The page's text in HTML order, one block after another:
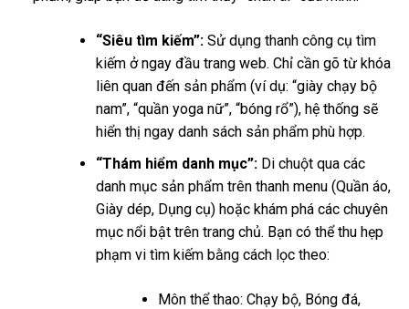
“Siêu tìm kiếm”:Sử dụng thanh công cụ tìm
kiếm ở ngay đầu trang web. Chỉ cần gõ từ khóa
liên quan đến sản phẩm (ví dụ: “giày chạy bộ
nam”, “quần yoga nữ”, “bóng rổ”), hệ thống sẽ
hiển thị ngay danh sách sản phẩm phù hợp.
“Thám hiểm danh mục”:Di chuột qua các
danh mục sản phẩm trên thanh menu (Quần áo,
Giày dép, Dụng cụ) hoặc khám phá các chuyên
mục nổi bật trên trang chủ. Bạn có thể thu hẹp
phạm vi tìm kiếm bằng cách lọc theo:
Môn thể thao: Chạy bộ, Bóng đá,